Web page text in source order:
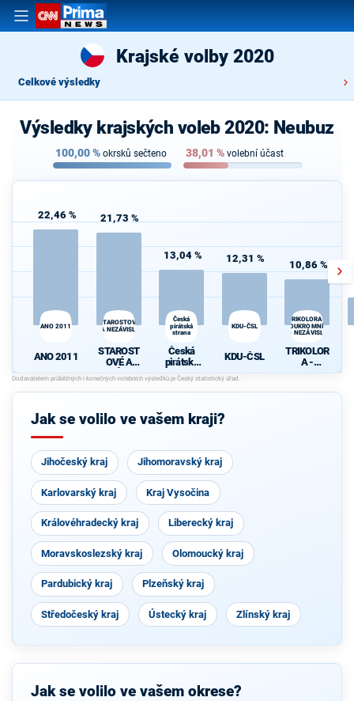
Krajské volby 2020
Celkové výsledky
Výsledky krajských voleb 2020: Neubuz
100,00% okrsků sečteno 38,01 % volební účast
22,46 %
ANO 2011
ANO 2011
21,73 %
STAROSTOVÉ
A NEZÁVISLÍ
STAROST
OVÉ A
NEZÁVISL
Í
13,04 %
Česká
pirátská
strana
Česká
pirátská
strana
12,31 %
KDU-ČSL
KDU-ČSL
10,86 %
TRIKOLORA -
SOUKROMNÍCI
- NEZÁVISLÍ
TRIKOLOR
A -
SOUKRO
NEZÁVISL
Jak se volilo ve vašem kraji?
Jihočeský kraj Jihomoravský kraj
Karlovarský kraj Kraj Vysočina
Královéhradecký kraj Liberecký kraj
Moravskoslezský kraj Olomoucký kraj
Pardubický kraj Plzeňský kraj
Středočeský kraj Ústecký kraj Zlínský kraj
Jak se volilo ve vašem okrese?